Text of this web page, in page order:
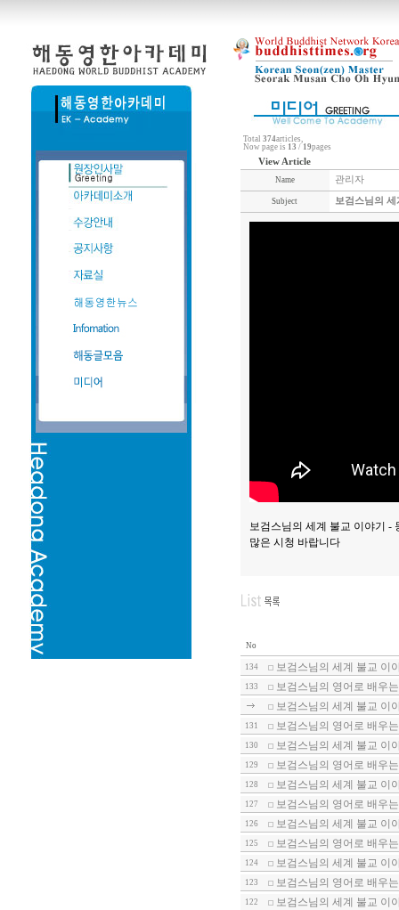
Total 374articles,
Now page is 13 / 19pages
View Article
Name 관리자
Subject 보검스님의
보검스님의 세계 불교 이야기 -
많은 시청 바랍니다
No
134 보검스님의 세계 불교 이
133
보검스님의 영어로 배우
보검스님의 세계 불교 이
131 보검스님의 영어로 배우
130 보검스님의 세계 불교 이
129 보검스님의 영어로 배우
128 보검스님의 세계 불교 이
127 보검스님의 영어로 배우
126 보검스님의 세계 불교 이
125 보검스님의 영어로 배우
124 보검스님의 세계 불교 이
123 보검스님의 영어로 배우
122 보검스님의 세계 불교 이